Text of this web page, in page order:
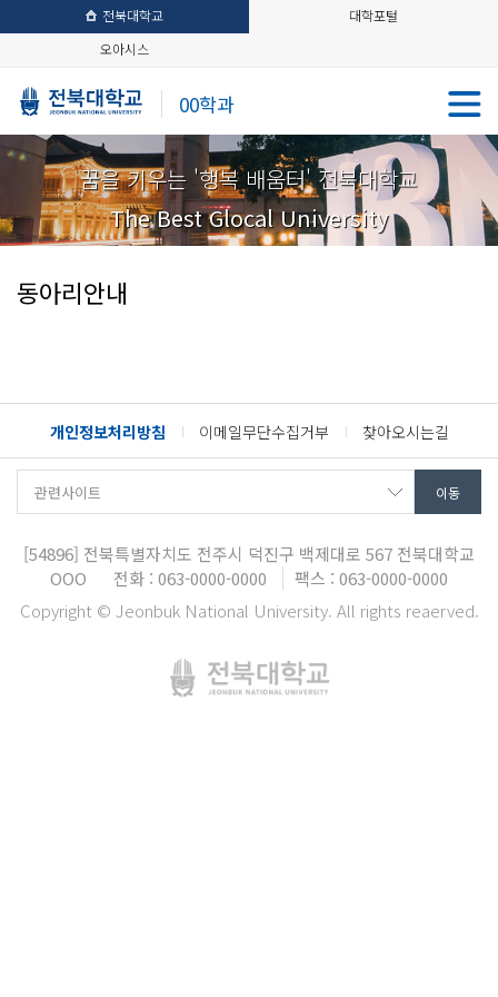
전북대학교
대학포털
오아시스
00학과
꿈을 키우는 '행복 배움터' 전북대학교
The Best Glocal University
동아리안내
개인정보처리방침 이메일무단수집거부 찾아오시는길
[54896] 전북특별자치도 전주시 덕진구 백제대로 567 전북대학교
OOO
전화 : 063-0000-0000
팩스 : 063-0000-0000
Copyright © Jeonbuk National University. All rights reaerved.